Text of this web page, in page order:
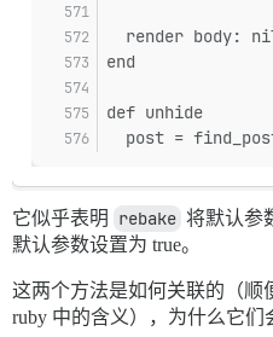
render body:
end
def unhide
post =
它似乎表明 rebake 将默认参
默认参数设置为 true。
这两个方法是如何关联的（顺
ruby 中的含义），为什么它们